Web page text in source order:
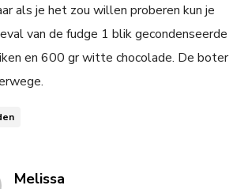
als je het zou willen proberen kun je
van de fudge 1 blik gecondenseerde
en 600 gr witte chocolade. De boter
Melissa